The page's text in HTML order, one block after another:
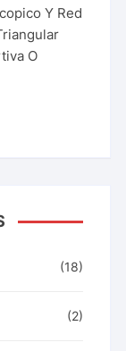
Y Red
O
(18)
(2)